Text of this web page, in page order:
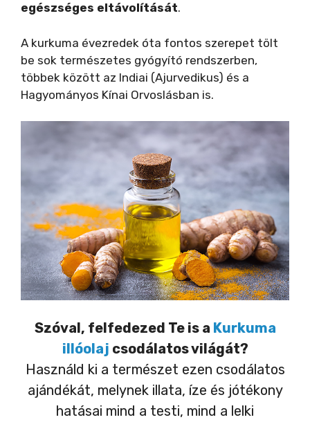
egészséges eltávolítását.
A kurkuma évezredek óta fontos szerepet tölt
be sok természetes gyógyító rendszerben,
többek között az Indiai (Ajurvedikus) és a
Hagyományos Kínai Orvoslásban is.
Szóval, felfedezed Te is a Kurkuma
illóolaj csodálatos világát?
Használd ki a természet ezen csodálatos
ajándékát, melynek illata, íze és jótékony
hatásai mind a testi, mind a lelki